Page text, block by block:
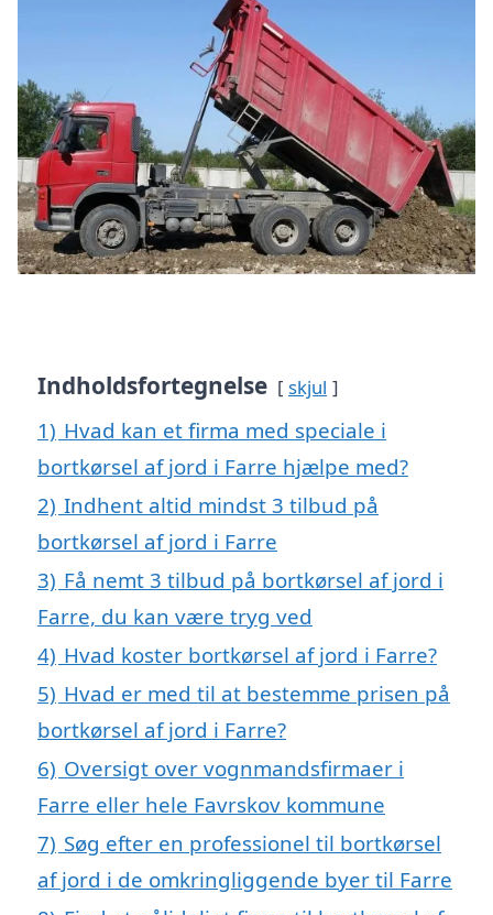
Indholdsfortegnelse skjul
1) Hvad kan et firma med speciale i
bortkørsel af jord i Farre hjælpe med?
2) Indhent altid mindst 3 tilbud på
bortkørsel af jord i Farre
3) Få nemt 3 tilbud på bortkørsel af jord i
Farre, du kan være tryg ved
4) Hvad koster bortkørsel af jord i Farre?
5) Hvad er med til at bestemme prisen på
bortkørsel af jord i Farre?
6) Oversigt over vognmandsfirmaer i
Farre eller hele Favrskov kommune
7) Søg efter en professionel til bortkørsel
af jord i de omkringliggende byer til Farre